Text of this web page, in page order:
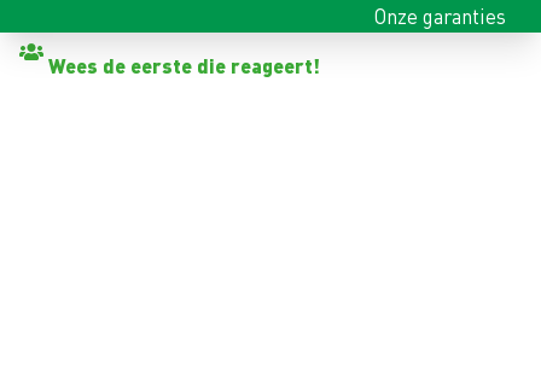
Onze garanties
Wees de eerste die reageert!